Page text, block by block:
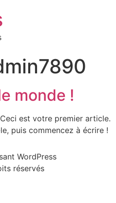
monde !
est votre premier article.
puis commencez à écrire !
WordPress
réservés